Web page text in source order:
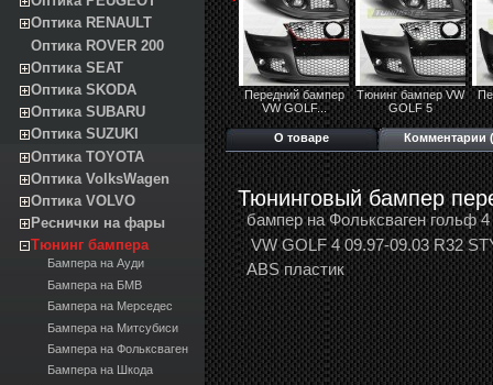
Оптика RENAULT
Оптика ROVER 200
Оптика SEAT
Оптика SKODA
Оптика SUBARU
Оптика SUZUKI
Оптика TOYOTA
Оптика VolksWagen
Оптика VOLVO
Реснички на фары
Тюнинг бампера
Бампера на Ауди
Бампера на БМВ
Бампера на Мерседес
Бампера на Митсубиси
Бампера на Фольксваген
Бампера на Шкода
Передний бампер
VW GOLF...
Тюнинг бампер VW
GOLF 5
О товаре Комментарии
Тюнинговый бампер
бампер на Фольксваген гольф 4
VW GOLF 4 09.97-09.03 R32
ABS пластик